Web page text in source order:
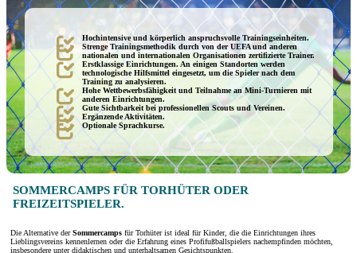
Hochintensive und körperlich anspruchsvolle Trainingseinheiten.
Strenge Trainingsmethodik durch von der UEFA und anderen
nationalen und internationalen Organisationen zertifizierte Trainer.
Erstklassige Einrichtungen. An einigen Standorten werden
technologische Hilfsmittel eingesetzt, um die Spieler nach dem
Training zu analysieren.
Hohe Wettbewerbsfähigkeit und Teilnahme an Mini-Turnieren mit
anderen Einrichtungen.
Gute Sichtbarkeit bei professionellen Scouts und Vereinen.
Ergänzende Aktivitäten.
Optionale Sprachkurse.
SOMMERCAMPS FÜR TORHÜTER ODER
FREIZEITSPIELER.
Die Alternative derSommercamps für Torhüter ist ideal für Kinder, die die Einrichtungen ihres
Lieblingsvereins kennenlernen oder die Erfahrung eines Profifußballspielers nachempfinden möchten,
insbesondere unter didaktischen und unterhaltsamen Gesichtspunkten.